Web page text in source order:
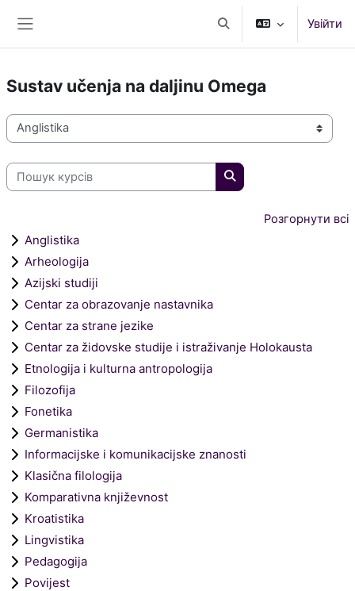
Переключити Увійти
Sustav učenja na daljinu Omega
Категорії курсів
Пошук курсів
Пошук курсів
Розгорнути всі
Anglistika
Arheologija
Azijski studiji
Centar za obrazovanje nastavnika
Centar za strane jezike
Centar za židovske studije i istraživanje Holokausta
Etnologija i kulturna antropologija
Filozofija
Fonetika
Germanistika
Informacijske i komunikacijske znanosti
Klasična filologija
Komparativna književnost
Kroatistika
Lingvistika
Pedagogija
Povijest